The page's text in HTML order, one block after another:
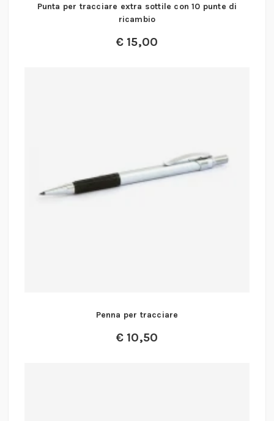
Punta per tracciare extra sottile con 10 punte di
ricambio
€ 15,00
Penna per tracciare
€ 10,50